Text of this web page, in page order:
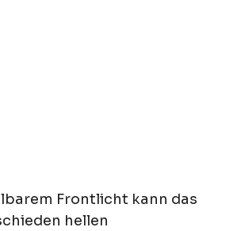
Frontlicht kann das
hellen